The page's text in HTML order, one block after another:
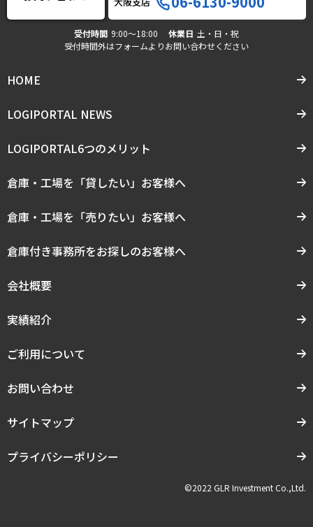
受付時間 9:00〜18:00 休業日 土・日・祝
受付時間外はフォームよりお問い合わせください
HOME
LOGIPORTAL NEWS
LOGIPORTAL6つのメリット
倉庫・工場を「貸したい」お客様へ
倉庫・工場を「売りたい」お客様へ
倉庫付き事務所をお探しのお客様へ
会社概要
実績紹介
ご利用について
お問い合わせ
サイトマップ
プライバシーポリシー
©2022 GLR Investment Co.,Ltd.